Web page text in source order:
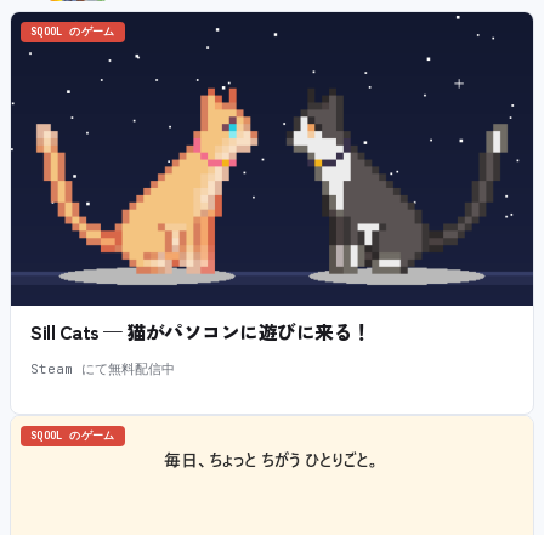
SQOOL のゲーム
Sill Cats — 猫がパソコンに遊びに来る！
Steam にて無料配信中
SQOOL のゲーム